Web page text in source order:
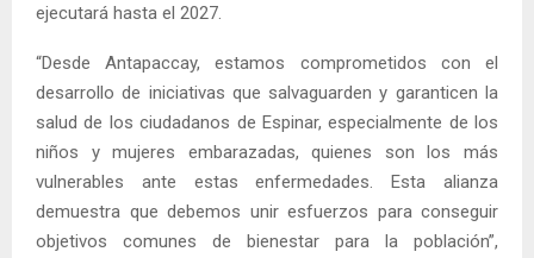
ejecutará hasta el 2027.
“Desde Antapaccay, estamos comprometidos con el
desarrollo de iniciativas que salvaguarden y garanticen la
salud de los ciudadanos de Espinar, especialmente de los
niños y mujeres embarazadas, quienes son los más
vulnerables ante estas enfermedades. Esta alianza
demuestra que debemos unir esfuerzos para conseguir
objetivos comunes de bienestar para la población”,